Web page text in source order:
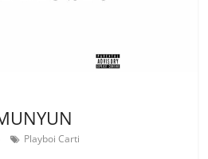
Playboi Carti